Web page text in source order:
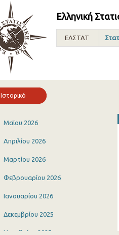
Ελληνική
ΕΛΣΤΑΤ
Ιστορικό
Μαΐου 2026
Απριλίου 2026
Μαρτίου 2026
Φεβρουαρίου 2026
Ιανουαρίου 2026
Δεκεμβρίου 2025
Νοεμβρίου 2025